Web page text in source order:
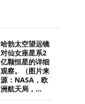
哈勃太空望远镜
对仙女座星系2
亿颗恒星的详细
观察。（图片来
源：NASA，欧
洲航天局，...